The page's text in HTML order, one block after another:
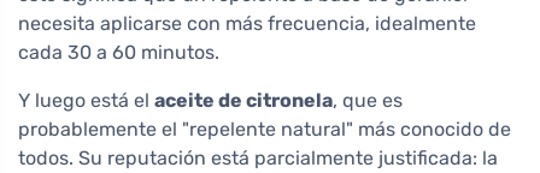
necesita aplicarse con más frecuencia, idealmente
cada 30 a 60 minutos.
Y luego está el aceite de citronela, que es
probablemente el "repelente natural" más conocido de
todos. Su reputación está parcialmente justificada: la